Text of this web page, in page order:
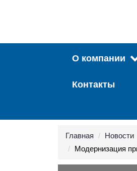
О компании
Контакты
Главная Новости
Модернизация